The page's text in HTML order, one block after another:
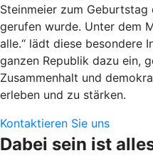
Steinmeier zum Geburtstag
gerufen wurde. Unter dem
alle.“ lädt diese besondere
ganzen Republik dazu ein,
Zusammenhalt und
erleben und zu stärken.
Kontaktieren Sie uns
Dabei sein ist